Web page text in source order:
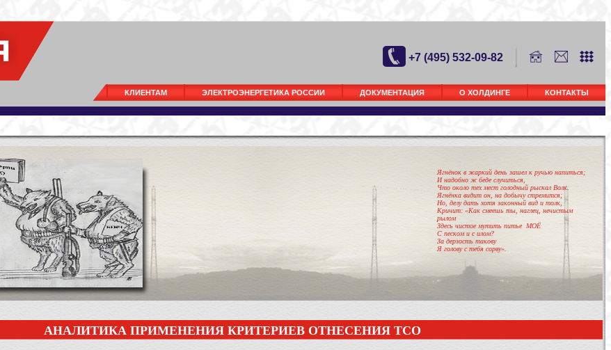
+7 (495) 532-09-82
КЛИЕНТАМ ЭЛЕКТРОЭНЕРГЕТИКА РОССИИ ДОКУМЕНТАЦИЯ О ХОЛДИНГЕ КОНТАКТЫ
Ягнёнок в жаркий день зашел к ручью напиться;
И надобно ж беде случиться,
Что около тех мест голодный рыскал Волк.
Ягнёнка видит он, на добычу стремится;
Но, делу дать хотя законный вид и толк,
Кричит: «Как смеешь ты, наглец, нечистым
рылом
Здесь чистое мутить питье МОЁ
С песком и с илом?
За дерзость такову
Я голову с тебя сорву».
АНАЛИТИКА ПРИМЕНЕНИЯ КРИТЕРИЕВ ОТНЕСЕНИЯ ТСО